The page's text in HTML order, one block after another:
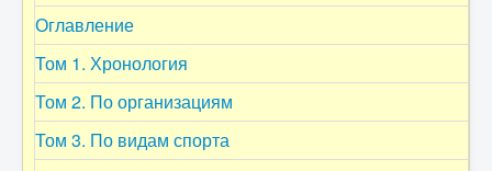
2. Хроно
3. Руководители
4. Команды
5. Детский
Оглавление
Том 1. Хронология
Том 2. По организациям
Том 3. По видам спорта